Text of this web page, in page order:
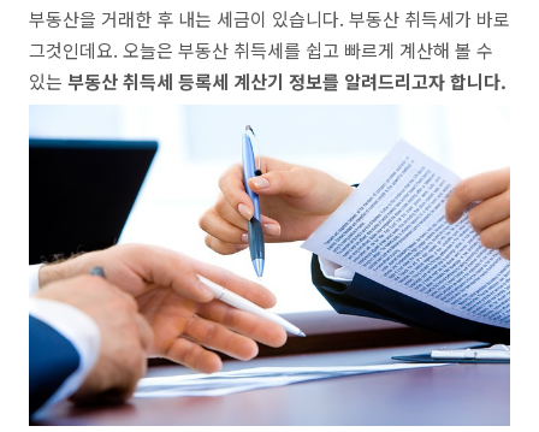
부동산을 거래한 후 내는 세금이 있습니다. 부동산 취득세가 바로
그것인데요. 오늘은 부동산 취득세를 쉽고 빠르게 계산해 볼 수
있는 부동산 취득세 등록세 계산기 정보를 알려드리고자 합니다.